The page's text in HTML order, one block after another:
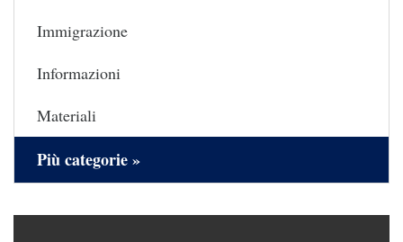
Immigrazione
Informazioni
Materiali
Più categorie »